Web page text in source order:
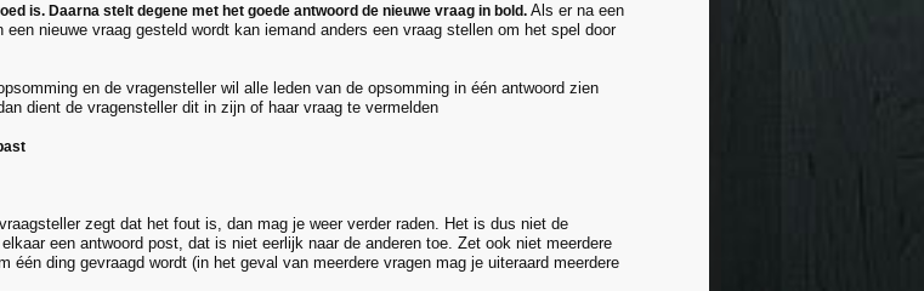
is. Daarna stelt degene met het goede antwoord de nieuwe vraag in bold. Als er na een
een nieuwe vraag gesteld wordt kan iemand anders een vraag stellen om het spel door
en de vragensteller wil alle leden van de opsomming in één antwoord zien
dient de vragensteller dit in zijn of haar vraag te vermelden
zegt dat het fout is, dan mag je weer verder raden. Het is dus niet de
een antwoord post, dat is niet eerlijk naar de anderen toe. Zet ook niet meerdere
één ding gevraagd wordt (in het geval van meerdere vragen mag je uiteraard meerdere